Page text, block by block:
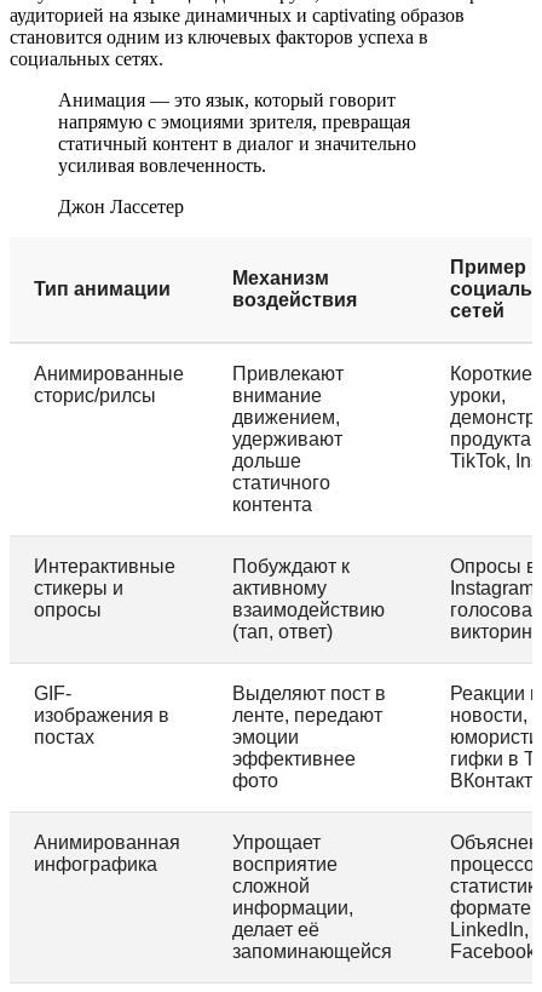
аудиторией на языке динамичных и captivating образов
становится одним из ключевых факторов успеха в
социальных сетях.
Анимация — это язык, который говорит
напрямую с эмоциями зрителя, превращая
статичный контент в диалог и значительно
усиливая вовлеченность.
Джон Лассетер
Тип анимации
Механизм
воздействия
Пример
сетей
Анимированные
сторис/рилсы
Привлекают
внимание
движением,
удерживают
дольше
статичного
контента
Короткие
уроки,
продукта
TikTok,
Интерактивные
стикеры и
опросы
Побуждают к
активному
взаимодействию
(тап, ответ)
Опросы в
GIF-
изображения в
постах
Выделяют пост в
ленте, передают
эмоции
эффективнее
фото
Реакции
новости,
гифки в
ВКонтакте
Анимированная
инфографика
Упрощает
восприятие
сложной
информации,
делает её
запоминающейся
формате
LinkedIn,
Facebook